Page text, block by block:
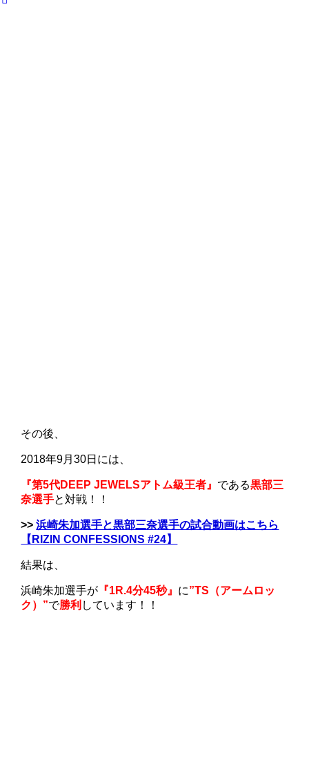
その後、
2018年9月30日には、
『第5代DEEP JEWELSアトム級王者』 である黒部三
奈選手と対戦！！
>> 浜崎朱加選手と黒部三奈選手の試合動画はこちら
【RIZIN CONFESSIONS #24】
結果は、
浜崎朱加選手が 『1R.4分45秒』 に”TS（アームロッ
ク）”で勝利 しています！！